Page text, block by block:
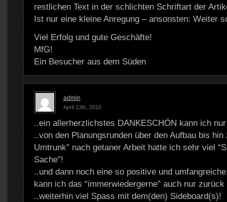
restlichen Text in der schlichten Schriftart der
Ist nur eine kleine Anregung – ansonsten: Weiter
Viel Erfolg und gute Geschäfte!
MfG!
Ein Besucher aus dem Süden
admin
April 13th, 2010
..ein allerherzlichstes DANKESCHÖN kann ich
..von den Planungsrunden über den Aufbau bis hin
Umtrunk” nach getaner Arbeit hatte ich sehr viel
Sache”!
..und dann noch eine so positive und
kann ich das “immerwiedergerne” auch nur zurück
..weiterhin viel Spass mit dem(den) Sideboard(s)!